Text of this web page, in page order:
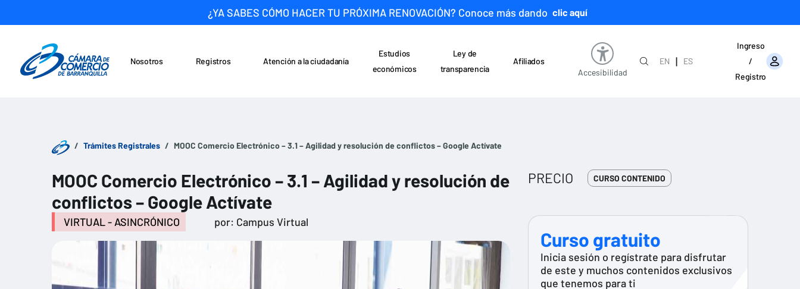
¿YA SABES CÓMO HACER TU PRÓXIMA RENOVACIÓN? Conoce más dando clic aquí
Nosotros Registros
Atención a la ciudadanía
Estudios
económicos
Ley de
transparencia
Afiliados
Accesibilidad
EN |
ES
Ingreso
/
Registro
Trámites Registrales MOOC Comercio Electrónico – 3.1 – Agilidad y resolución de conflictos – Google Actívate
MOOC Comercio Electrónico – 3.1 – Agilidad y resolución de
conflictos – Google Actívate
VIRTUAL - ASINCRÓNICO por: Campus Virtual
PRECIO CURSO CONTENIDO
Curso gratuito
Inicia sesión o regístrate para disfrutar
de este y muchos contenidos exclusivos
que tenemos para ti